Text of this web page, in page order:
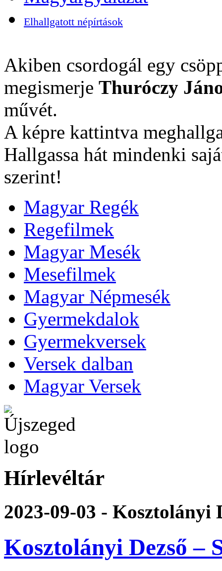
Elhallgatott népírtások
Akiben csordogál egy
megismerje Thuróczy
művét.
A képre kattintva
Hallgassa hát mindenki
szerint!
Magyar Regék
Regefilmek
Magyar Mesék
Mesefilmek
Magyar Népmesék
Gyermekdalok
Gyermekversek
Versek dalban
Magyar Versek
Hírlevéltár
2023-09-03 - Kosztolányi
Kosztolányi Dezső –